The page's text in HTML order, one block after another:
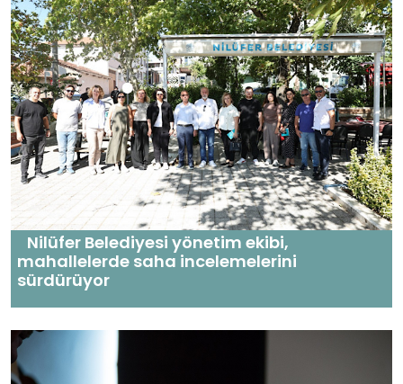
Nilüfer Belediyesi yönetim ekibi,
mahallelerde saha incelemelerini
sürdürüyor